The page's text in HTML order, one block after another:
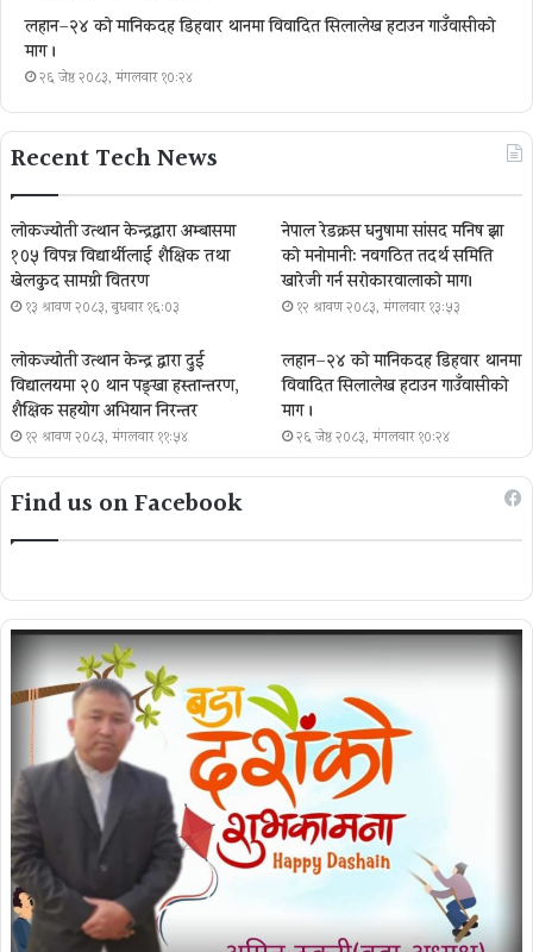
लहान–२४ को मानिकदह डिहवार थानमा विवादित सिलालेख हटाउन गाउँवासीको
माग ।
२६ जेष्ठ २०८३, मंगलवार १०:२४
Recent Tech News
लोकज्योती उत्थान केन्द्रद्वारा अम्बासमा
१०५ विपन्न विद्यार्थीलाई शैक्षिक तथा
खेलकुद सामग्री वितरण
१३ श्रावण २०८३, बुधबार १६:०३
नेपाल रेडक्रस धनुषामा सांसद मनिष झा
को मनोमानी: नवगठित तदर्थ समिति
खारेजी गर्न सरोकारवालाको माग।
१२ श्रावण २०८३, मंगलवार १३:५३
लोकज्योती उत्थान केन्द्र द्वारा दुई
विद्यालयमा २० थान पङ्खा हस्तान्तरण,
शैक्षिक सहयोग अभियान निरन्तर
१२ श्रावण २०८३, मंगलवार ११:५४
लहान–२४ को मानिकदह डिहवार थानमा
विवादित सिलालेख हटाउन गाउँवासीको
माग ।
२६ जेष्ठ २०८३, मंगलवार १०:२४
Find us on Facebook